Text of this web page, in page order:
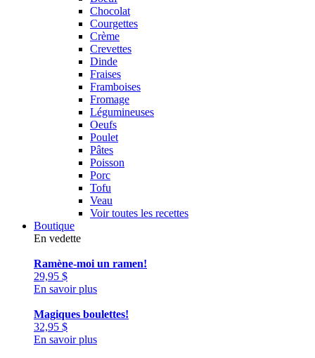
Chocolat
Courgettes
Crème
Crevettes
Dinde
Fraises
Framboises
Fromage
Légumineuses
Oeufs
Poulet
Pâtes
Poisson
Porc
Tofu
Veau
Voir toutes les recettes
Boutique
En vedette
Ramène-moi un ramen!
29,95 $
En savoir plus
Magiques boulettes!
32,95 $
En savoir plus